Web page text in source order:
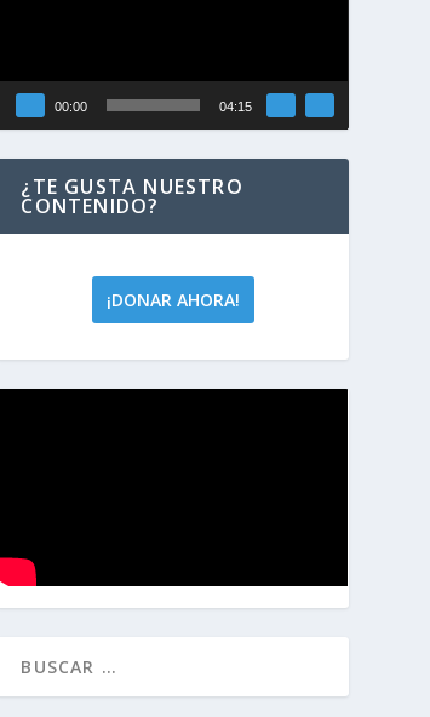
00:00 04:15
¿TE GUSTA NUESTRO
CONTENIDO?
¡DONAR AHORA!